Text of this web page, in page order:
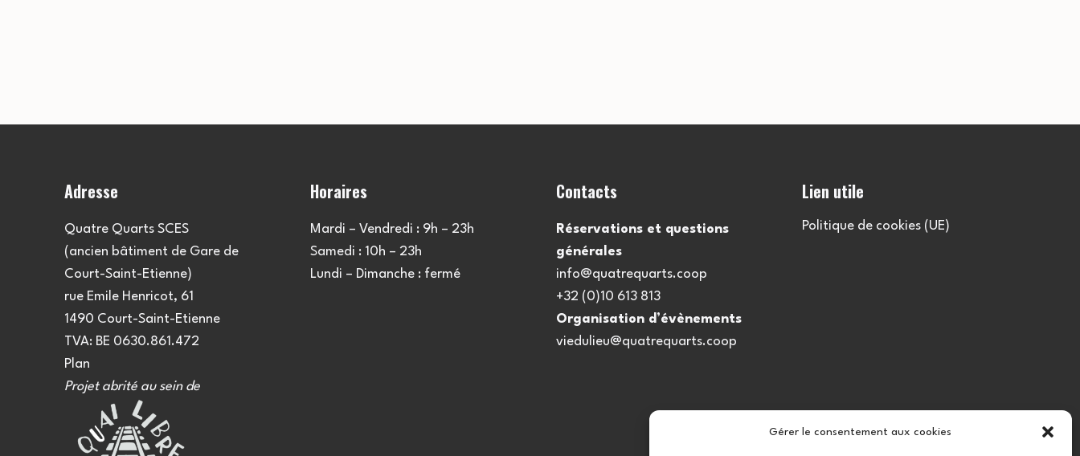
Gérer le consentement aux cookies
Adresse
Quatre Quarts SCES
(ancien bâtiment de Gare de
Court-Saint-Etienne)
rue Emile Henricot, 61
1490 Court-Saint-Etienne
TVA: BE 0630.861.472
Plan
Projet abrité au sein de
Horaires
Mardi – Vendredi : 9h – 23h
Samedi : 10h – 23h
Lundi – Dimanche : fermé
Contacts
Réservations et questions
générales
info@quatrequarts.coop
+32 (0)10 613 813
Organisation d’évènements
viedulieu@quatrequarts.coop
Lien utile
Politique de cookies (UE)